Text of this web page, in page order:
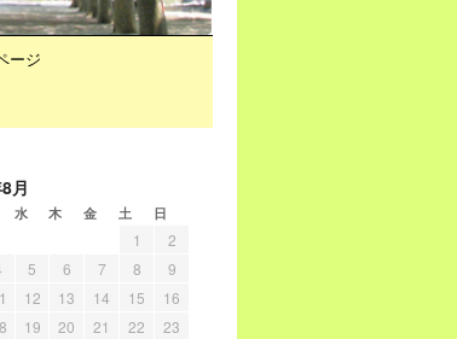
ージ
月
水 木 金 土 日
1
2
5 6 7 8
9
12 13 14 15
16
19 20 21 22
23